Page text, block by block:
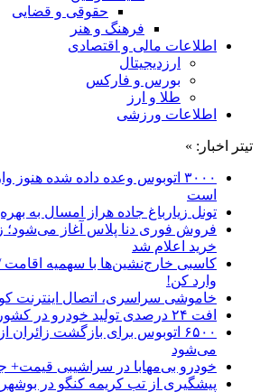
حقوقی و قضایی
فرهنگ و هنر
اطلاعات مالی و اقتصادی
ارزدیجیتال
بورس و فارکس
طلا و ارز
اطلاعات ورزشی
تیتر اخبار: »
۳۰۰۰ اتوبوس وعده داده شده
است
تونل زیارباغ جاده هراز امسال به
فروش فوری دنا پلاس آغاز می‌شود؛
خرید اعلام شد
وارد کن!
خاموشی سراسری، اتصال اینترنت
افت ۲۴ درصدی تولید خودرو در کشور
۶۵۰۰ اتوبوس برای بازگشت
می‌شود
خودرو بی‌مهابا در سراشیبی
پیشگیری از تب کریمه کنگو در